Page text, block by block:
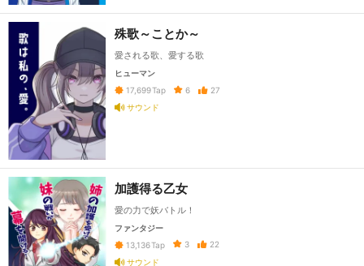
殊歌～ことか～
愛される歌、愛する歌
ヒューマン
17,699Tap 6
27
サウンド
加護得る乙女
愛の力で妖バトル！
ファンタジー
13,136Tap 3
22
サウンド